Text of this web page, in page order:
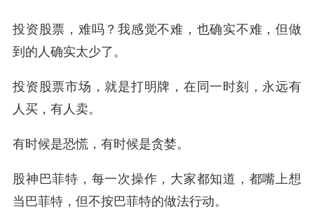
投资股票，难吗？我感觉不难，也确实不难，但做
到的人确实太少了。
投资股票市场，就是打明牌，在同一时刻， 永远有
人买，有人卖。
有时候是恐慌，有时候是贪婪。
股神巴菲特，每一次操作，大家都知道，都嘴上想
当巴菲特，但不按巴菲特的做法行动。